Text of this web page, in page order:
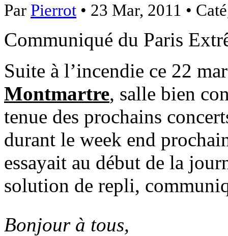
Par Pierrot • 23 Mar, 2011 •
Communiqué du Paris
Suite à l’incendie ce 22
Montmartre, salle bien
tenue des prochains
durant le week end
essayait au début de la
solution de repli,
Bonjour à tous,